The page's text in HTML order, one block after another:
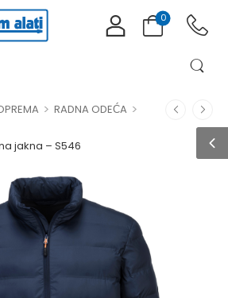
0
> RADNA ODEĆA >
jakna – S546